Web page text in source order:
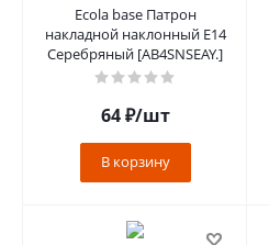
Ecola base Патрон
накладной наклонный E14
Серебряный [AB4SNSEAY.]
64₽/шт
В корзину